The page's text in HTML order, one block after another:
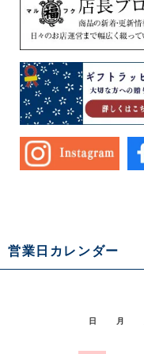
営業日カレンダー
日 月